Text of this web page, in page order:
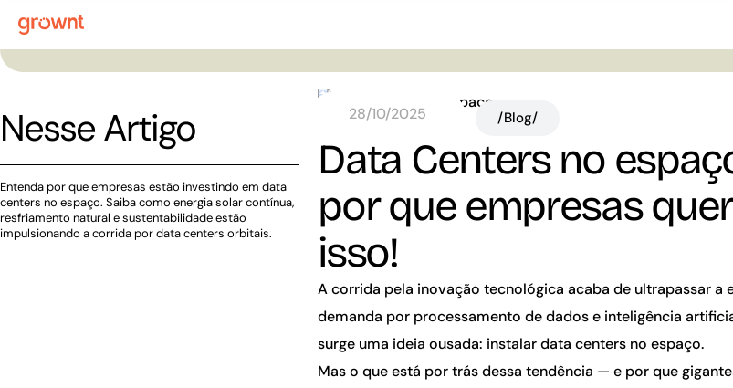
Nesse Artigo
Entenda por que empresas estão investindo em data
centers no espaço. Saiba como energia solar contínua,
resfriamento natural e sustentabilidade estão
impulsionando a corrida por data centers orbitais.
28/10/2025 /Blog/
Data Centers no
por que empresas
isso!
A corrida pela inovação tecnológica acaba de ultrapassar a
demanda por processamento de dados e inteligência
surge uma ideia ousada: instalar data centers no espaço.
Mas o que está por trás dessa tendência — e por que